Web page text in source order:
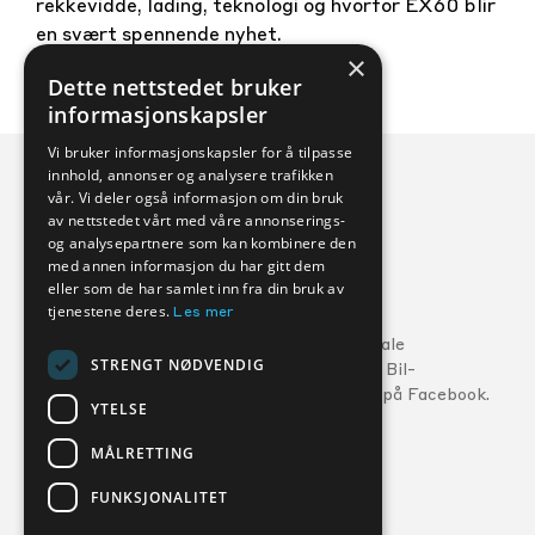
rekkevidde, lading, teknologi og hvorfor EX60 blir
en svært spennende nyhet.
Veihjelp:
MG: 22 22 27 15
Volvo: 800 30 060
Følg din lokale
Kverneland Bil-
forhandler på Facebook.
FORHANDLERE
×
Dette nettstedet bruker
informasjonskapsler
Vi bruker informasjonskapsler for å tilpasse
innhold, annonser og analysere trafikken
vår. Vi deler også informasjon om din bruk
av nettstedet vårt med våre annonserings-
og analysepartnere som kan kombinere den
med annen informasjon du har gitt dem
eller som de har samlet inn fra din bruk av
tjenestene deres.Les mer
STRENGT NØDVENDIG
YTELSE
MÅLRETTING
FUNKSJONALITET